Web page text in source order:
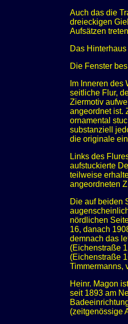
Auch das die
dreieckigen
Aufsätzen
Das
Die Fenster
Im Inneren
seitliche Flur,
Ziermotiv
angeordnet ist.
ornamental
substanziell
die originale
Links des
aufstuckierte
teilweise
angeordneten
Die auf beiden
nördlichen
16, danach
demnach das
(Eichenstraße
(Eichenstraße
Timmermanns,
Heinr. Magon
seit 1893 am
(zeitgenössige